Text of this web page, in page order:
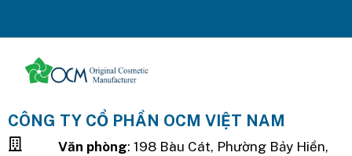
CÔNG TY CỔ PHẦN OCM VIỆT NAM
Văn phòng: 198 Bàu Cát, Phường Bảy Hiền,